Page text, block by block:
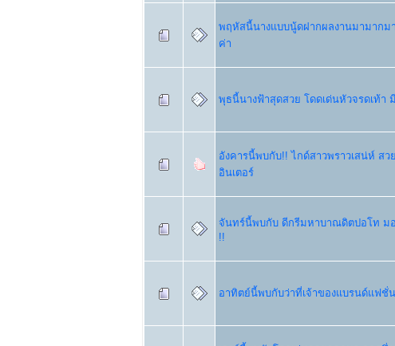
พฤหัสนี้นางแบบนู้ดฝากผลงานมามากม
ค่า
พุธนี้นางฟ้าสุดสวย โดดเด่นหัวจรดเท้า
อังคารนี้พบกับ!! ไกด์สาวพราวเสน่ห์ ส
อินเตอร์
จันทร์นี้พบกับ ดีกรีมหาบาณดิตปอโท ม
!!
อาทิตย์นี้พบกับว่าที่เจ้าของแบรนด์แฟชั่